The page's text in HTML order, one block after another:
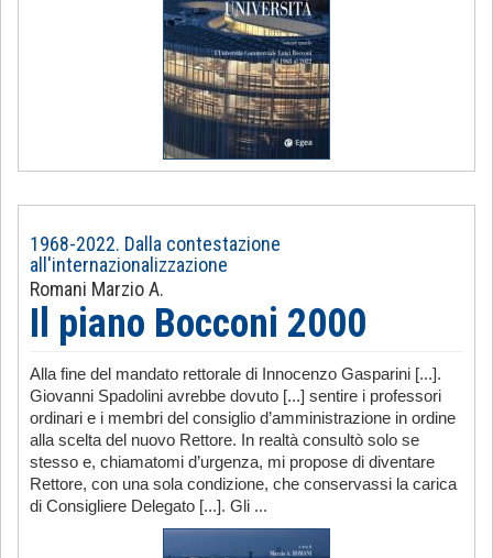
1968-2022. Dalla contestazione
all'internazionalizzazione
Romani Marzio A.
Il piano Bocconi 2000
Alla fine del mandato rettorale di Innocenzo Gasparini [...].
Giovanni Spadolini avrebbe dovuto [...] sentire i professori
ordinari e i membri del consiglio d’amministrazione in ordine
alla scelta del nuovo Rettore. In realtà consultò solo se
stesso e, chiamatomi d’urgenza, mi propose di diventare
Rettore, con una sola condizione, che conservassi la carica
di Consigliere Delegato [...]. Gli ...